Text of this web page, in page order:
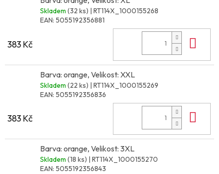
Skladem (32 ks) | RT114X_1000155268
EAN: 5055192356881
383 Kč
Barva: orange, Velikost: XXL
Skladem (22 ks) | RT114X_1000155269
EAN: 5055192356836
383 Kč
Barva: orange, Velikost: 3XL
Skladem (18 ks) | RT114X_1000155270
EAN: 5055192356843